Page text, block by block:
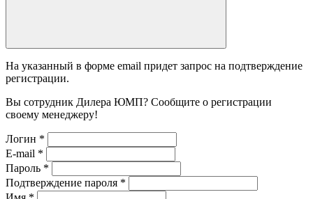
На указанный в форме email придет запрос на подтверждение
регистрации.
Вы сотрудник Дилера ЮМП? Сообщите о регистрации
своему менеджеру!
Логин *
E-mail *
Пароль *
Подтверждение пароля *